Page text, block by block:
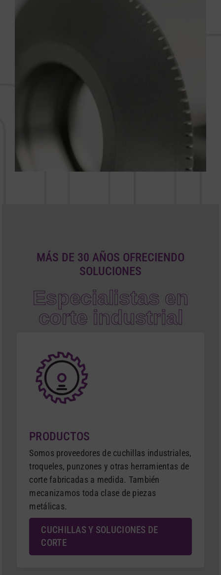
MÁS DE 30 AÑOS OFRECIENDO
SOLUCIONES
Especialistas en
corte industrial
PRODUCTOS
Somos proveedores de cuchillas industriales,
troqueles, punzones y otras herramientas de
corte fabricadas a medida. También
mecanizamos toda clase de piezas
metálicas.
CUCHILLAS Y SOLUCIONES DE
CORTE